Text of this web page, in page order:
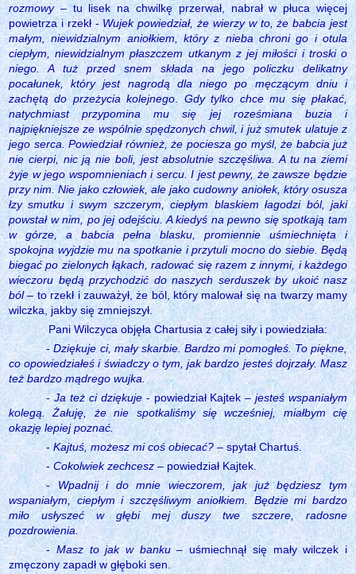
rozmowy– tu lisek na chwilkę przerwał, nabrał w płuca więcej
powietrza i rzekł - Wujek powiedział, że wierzy w to, że babcia jest
małym, niewidzialnym aniołkiem, który z nieba chroni go i otula
ciepłym, niewidzialnym płaszczem utkanym z jej miłości i troski o
niego. A tuż przed snem składa na jego policzku delikatny
pocałunek, który jest nagrodą dla niego po męczącym dniu i
zachętą do przeżycia kolejnego
Gdy tylko chce mu się płakać,
natychmiast przypomina mu się jej roześmiana buzia i
najpiękniejsze ze wspólnie spędzonych chwil, i już smutek ulatuje z
jego serca. Powiedział również, że pociesza go myśl, że babcia już
nie cierpi, nic ją nie boli, jest absolutnie szczęśliwa. A tu na ziemi
żyje w jego wspomnieniach i sercu. I jest pewny, że zawsze będzie
przy nim. Nie jako człowiek, ale jako cudowny aniołek, który osusza
łzy smutku i swym szczerym, ciepłym blaskiem łagodzi ból, jaki
powstał w nim, po jej odejściu. A kiedyś na pewno się spotkają tam
w górze, a babcia pełna blasku, promiennie uśmiechnięta i
spokojna wyjdzie mu na spotkanie i przytuli mocno do siebie. Będą
biegać po zielonych łąkach, radować się razem z innymi, i każdego
wieczoru będą przychodzić do naszych serduszek by ukoić nasz
ból– to rzekł i zauważył, że ból, który malował się na twarzy mamy
wilczka, jakby się zmniejszył.
Pani Wilczyca objęła Chartusia z całej siły i powiedziała:
-Dziękuje ci, mały skarbie. Bardzo mi pomogłeś. To piękne,
co opowiedziałeś i świadczy o tym, jak bardzo jesteś dojrzały. Masz
też bardzo mądrego wujka.
-Ja też ci dziękuje- powiedział Kajtek –jesteś wspaniałym
kolegą. Żałuję, że nie spotkaliśmy się wcześniej, miałbym cię
okazję lepiej poznać.
-Kajtuś, możesz mi coś obiecać?– spytał Chartuś.
-Cokolwiek zechcesz – powiedział Kajtek.
- Wpadnij i do mnie wieczorem, jak już będziesz tym
wspaniałym, ciepłym i szczęśliwym aniołkiem. Będzie mi bardzo
miło usłyszeć w głębi mej duszy twe szczere, radosne
pozdrowienia.
- Masz to jak w banku– uśmiechnął się mały wilczek i
zmęczony zapadł w głęboki sen.